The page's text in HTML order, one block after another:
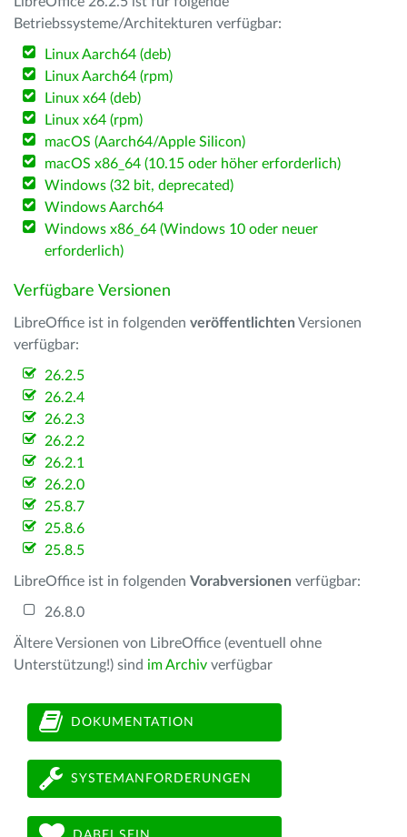
Betriebssysteme/Architekturen verfügbar:
Linux Aarch64 (deb)
Linux Aarch64 (rpm)
Linux x64 (deb)
Linux x64 (rpm)
macOS (Aarch64/Apple Silicon)
macOS x86_64 (10.15 oder höher erforderlich)
Windows (32 bit, deprecated)
Windows Aarch64
Windows x86_64 (Windows 10 oder neuer
erforderlich)
Verfügbare Versionen
LibreOffice ist in folgenden veröffentlichten Versionen
verfügbar:
26.2.5
26.2.4
26.2.3
26.2.2
26.2.1
26.2.0
25.8.7
25.8.6
25.8.5
LibreOffice ist in folgenden Vorabversionen verfügbar:
26.8.0
Ältere Versionen von LibreOffice (eventuell ohne
Unterstützung!) sind im Archiv verfügbar
DOKUMENTATION
SYSTEMANFORDERUNGEN